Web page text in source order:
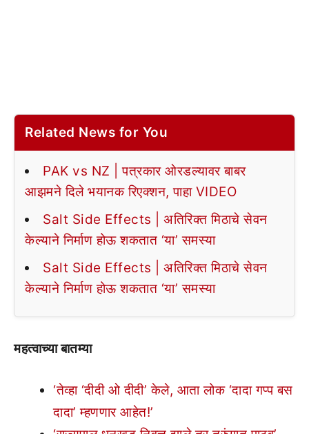
Related News for You
PAK vs NZ | पत्रकार ओरडल्यावर बाबर
आझमने दिले भयानक रिएक्शन, पाहा VIDEO
Salt Side Effects | अतिरिक्त मिठाचे सेवन
केल्याने निर्माण होऊ शकतात ‘या’ समस्या
Salt Side Effects | अतिरिक्त मिठाचे सेवन
केल्याने निर्माण होऊ शकतात ‘या’ समस्या
महत्वाच्या बातम्या
‘तेव्हा ‘दीदी ओ दीदी’ केले, आता लोक ‘दादा गप्प बस
दादा’ म्हणणार आहेत!’